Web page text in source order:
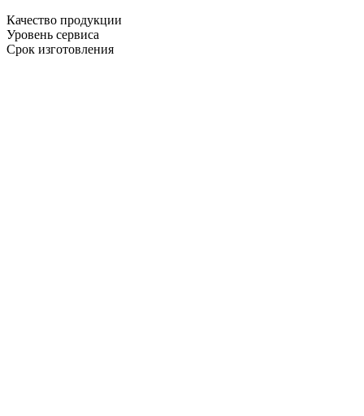
Качество продукции
Уровень сервиса
Срок изготовления